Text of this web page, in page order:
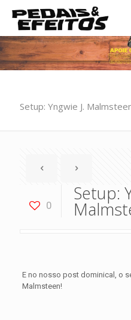
Setup: Yngwie J.
0
Setup:
E no nosso post dominical, o
Malmsteen!